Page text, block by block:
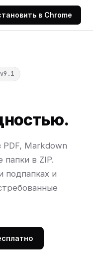
в Chrome
Markdown
папки в ZIP.
подпапках и